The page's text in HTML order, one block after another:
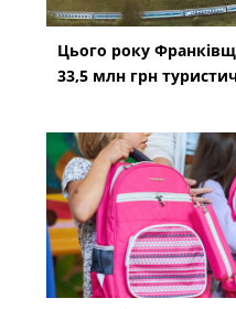
Цього року
33,5 млн грн